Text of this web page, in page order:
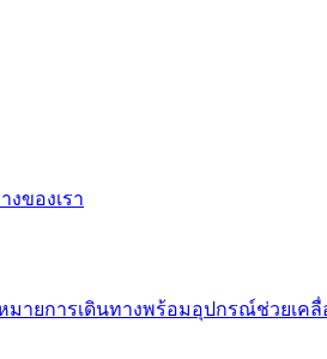
งของเรา
มายการเดินทางพร้อมอุปกรณ์ช่วยเคลื่